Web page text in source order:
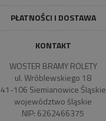
PŁATNOŚCI I DOSTAWA
KONTAKT
WOSTER BRAMY ROLETY
ul. Wróblewskiego 18
41-106 Siemianowice Śląskie
województwo śląskie
NIP: 6262466375